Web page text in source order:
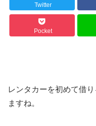
Twitter
Pocket
レンタカーを初めて借
ますね。